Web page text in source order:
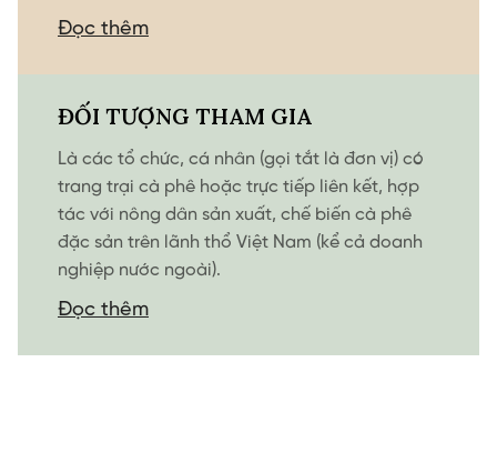
Đọc thêm
ĐỐI TƯỢNG THAM GIA
Là các tổ chức, cá nhân (gọi tắt là đơn vị) có
trang trại cà phê hoặc trực tiếp liên kết, hợp
tác với nông dân sản xuất, chế biến cà phê
đặc sản trên lãnh thổ Việt Nam (kể cả doanh
nghiệp nước ngoài).
Đọc thêm